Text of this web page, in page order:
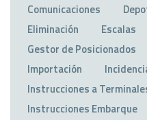
Comunicaciones
Eliminación
Escalas
Gestor de Posicionados
Importación
Instrucciones a
Instrucciones Embarque